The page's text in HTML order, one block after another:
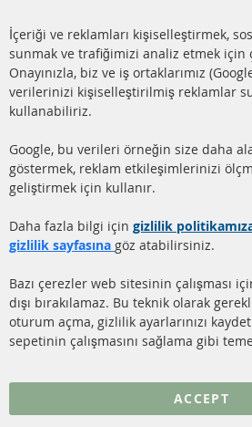
info@contra-automotive.de
facebook
instagram
HIZLI LİNKLER
(DPF)
DİZEL PARTİKÜL FİLTRESİ
KATALİZÖR (KAT)
SSS
Daha fazla link
Veri koruma
Genel Çalışma Koşulları
İçeriği ve reklamları kişiselleştirmek,
sunmak ve trafiğimizi analiz etmek için
Onayınızla, biz ve iş ortaklarımız
verilerinizi kişiselleştirilmiş reklamlar
kullanabiliriz.
Google, bu verileri örneğin size daha
göstermek, reklam etkileşimlerinizi
geliştirmek için kullanır.
Daha fazla bilgi için gizlilik
gizlilik sayfasına göz atabilirsiniz.
Bazı çerezler web sitesinin çalışması
dışı bırakılamaz. Bu teknik olarak
oturum açma, gizlilik ayarlarınızı
sepetinin çalışmasını sağlama gibi
ACCEPT